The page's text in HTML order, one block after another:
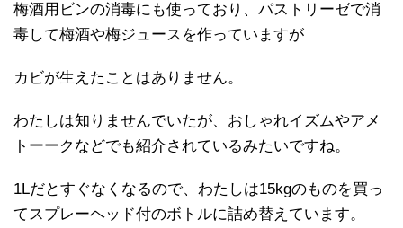
梅酒用ビンの消毒にも使っており、パストリーゼで消
毒して梅酒や梅ジュースを作っていますが
カビが生えたことはありません。
わたしは知りませんでいたが、おしゃれイズムやアメ
トーークなどでも紹介されているみたいですね。
1Lだとすぐなくなるので、わたしは15kgのものを買っ
てスプレーヘッド付のボトルに詰め替えています。